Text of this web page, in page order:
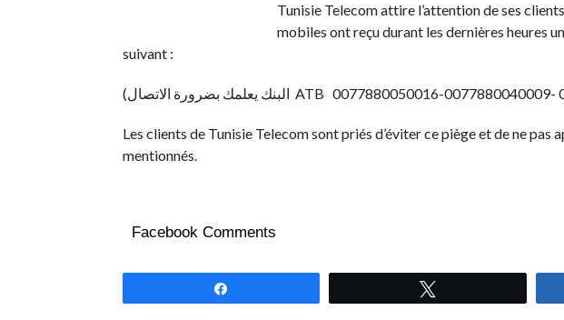
Tunisie Telecom attire l’attention de ses
mobiles ont reçu durant les dernières heures
suivant :
Les clients de Tunisie Telecom sont priés d’éviter ce piège et de ne pas
mentionnés.
Facebook Comments